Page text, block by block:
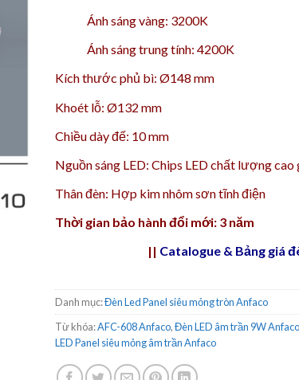
Ánh sáng vàng: 3200K
Ánh sáng trung tính: 4200K
Kích thước phủ bì: Ø148 mm
Khoét lỗ: Ø132 mm
Chiều dày đế: 10 mm
Nguồn sáng LED: Chips LED chất lượng
Thân đèn: Hợp kim nhôm sơn tĩnh điện
Thời gian bảo hành đổi mới: 3 năm
|| Catalogue & Bảng giá
Danh mục:Đèn Led Panel siêu mỏng tròn Anfaco
Từ khóa:AFC-608 Anfaco,Đèn LED âm trần 9W Anfaco
LED Panel siêu mỏng âm trần Anfaco